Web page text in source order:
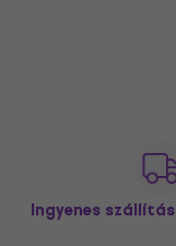
Ingyenes szállítás